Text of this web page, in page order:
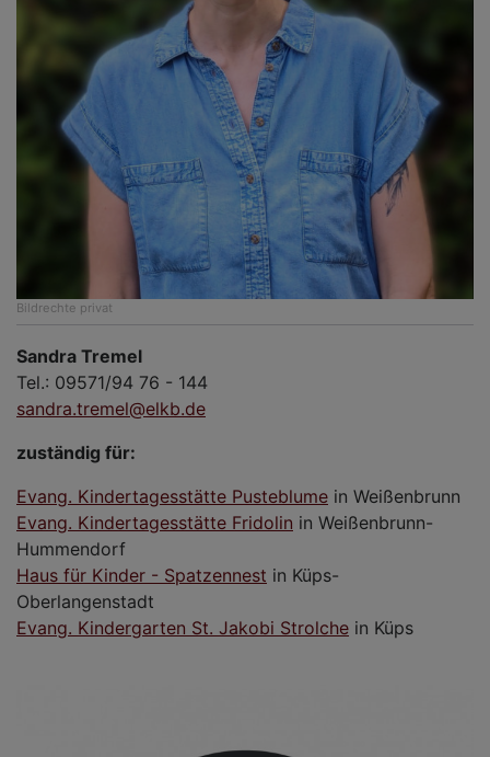
Bildrechte privat
Sandra Tremel
Tel.: 09571/94 76 - 144
sandra.tremel@elkb.de
zuständig für:
Evang. Kindertagesstätte Pusteblume in Weißenbrunn
Evang. Kindertagesstätte Fridolin in Weißenbrunn-
Hummendorf
Haus für Kinder - Spatzennest in Küps-
Oberlangenstadt
Evang. Kindergarten St. Jakobi Strolche in Küps